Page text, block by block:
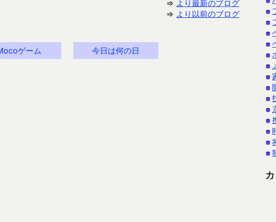
⇒ より最新のブログ
⇒ より以前のブログ
ゲーム 今日は何の日